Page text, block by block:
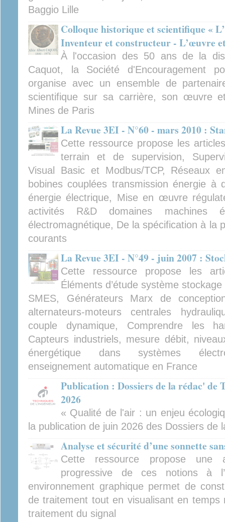
Baggio Lille
Colloque historique et scientifique «
Inventeur et constructeur - L’œuvre
À l'occasion des 50 ans de la
Caquot, la Société d'Encouragement
organise avec un ensemble de
scientifique sur sa carrière, son œuvre
Mines de Paris
La Revue 3EI - N°60 - mars 2010 :
Cette ressource propose les
terrain et de supervision,
Visual Basic et Modbus/TCP, Réseaux
bobines couplées transmission énergie à
énergie électrique, Mise en œuvre
activités R&D domaines machines
électromagnétique, De la spécification à la
courants
La Revue 3EI - N°49 - juin 2007 :
Cette ressource propose les
Éléments d’étude système
SMES, Générateurs Marx de
alternateurs-moteurs centrales
couple dynamique, Comprendre les
Capteurs industriels, mesure débit,
énergétique dans systèmes
enseignement automatique en France
Publication : Dossiers de la rédac' de
2026
« Qualité de l'air : un enjeu
la publication de juin 2026 des Dossiers de
Analyse et sécurité d’une sonnette
Cette ressource propose une
progressive de ces notions à
environnement graphique permet de
de traitement tout en visualisant en
traitement du signal